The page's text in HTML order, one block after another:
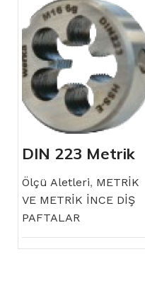
DIN 223 Metrik
Pafta
Ölçü Aletleri, METRİK
VE METRİK İNCE DİŞ
PAFTALAR